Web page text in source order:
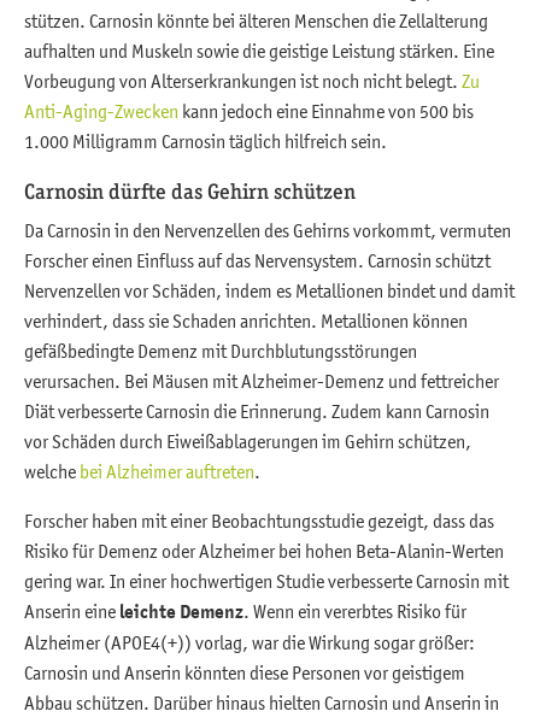
stützen. Carnosin könnte bei älteren Menschen die Zellalterung
aufhalten und Muskeln sowie die geistige Leistung stärken. Eine
Vorbeugung von Alterserkrankungen ist noch nicht belegt. Zu
Anti-Aging-Zwecken kann jedoch eine Einnahme von 500 bis
1.000 Milligramm Carnosin täglich hilfreich sein.
Carnosin dürfte das Gehirn schützen
Da Carnosin in den Nervenzellen des Gehirns vorkommt, vermuten
Forscher einen Einfluss auf das Nervensystem. Carnosin schützt
Nervenzellen vor Schäden, indem es Metallionen bindet und damit
verhindert, dass sie Schaden anrichten. Metallionen können
gefäßbedingte Demenz mit Durchblutungsstörungen
verursachen. Bei Mäusen mit Alzheimer-Demenz und fettreicher
Diät verbesserte Carnosin die Erinnerung. Zudem kann Carnosin
vor Schäden durch Eiweißablagerungen im Gehirn schützen,
welche bei Alzheimer auftreten.
Forscher haben mit einer Beobachtungsstudie gezeigt, dass das
Risiko für Demenz oder Alzheimer bei hohen Beta-Alanin-Werten
gering war. In einer hochwertigen Studie verbesserte Carnosin mit
Anserin eine leichte Demenz. Wenn ein vererbtes Risiko für
Alzheimer (APOE4(+)) vorlag, war die Wirkung sogar größer:
Carnosin und Anserin könnten diese Personen vor geistigem
Abbau schützen. Darüber hinaus hielten Carnosin und Anserin in